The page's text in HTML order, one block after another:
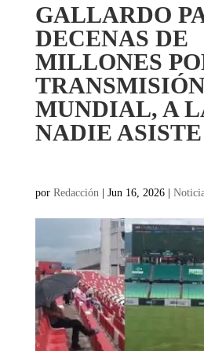
GALLARDO
DECENAS DE
MILLONES
MUNDIAL, A
NADIE ASISTE
por Redacción | Jun 16, 2026|